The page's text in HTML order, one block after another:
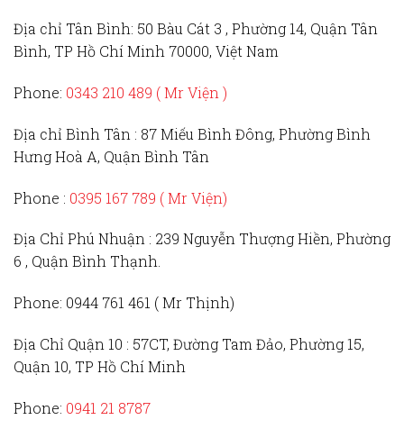
Địa chỉ Tân Bình: 50 Bàu Cát 3 , Phường 14, Quận Tân
Bình, TP Hồ Chí Minh 70000, Việt Nam
Phone: 0343 210 489 ( Mr Viện )
Địa chỉ Bình Tân : 87 Miếu Bình Đông, Phường Bình
Hưng Hoà A, Quận Bình Tân
Phone : 0395 167 789 ( Mr Viện)
Địa Chỉ Phú Nhuận : 239 Nguyễn Thượng Hiền, Phường
6 , Quận Bình Thạnh.
Phone: 0944 761 461 ( Mr Thịnh)
Địa Chỉ Quận 10 : 57CT, Đường Tam Đảo, Phường 15,
Quận 10, TP Hồ Chí Minh
Phone: 0941 21 8787